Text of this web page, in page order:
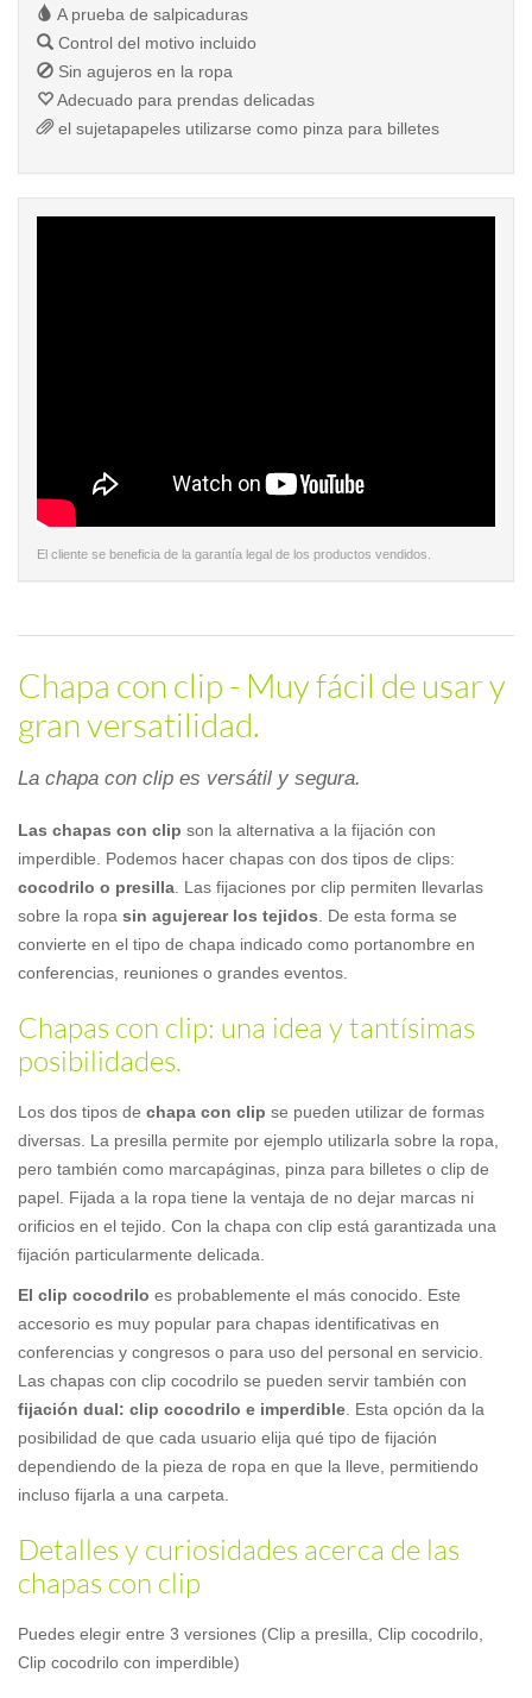
A prueba de salpicaduras
Control del motivo incluido
Sin agujeros en la ropa
Adecuado para prendas delicadas
el sujetapapeles utilizarse como pinza para billetes
El cliente se beneficia de la garantía legal de los productos vendidos.
Chapa con clip - Muy fácil de usar y
gran versatilidad.
La chapa con clip es versátil y segura.
Las chapas con clip son la alternativa a la fijación con
imperdible. Podemos hacer chapas con dos tipos de clips:
cocodrilo o presilla . Las fijaciones por clip permiten llevarlas
sobre la ropa sin agujerear los tejidos . De esta forma se
convierte en el tipo de chapa indicado como portanombre en
conferencias, reuniones o grandes eventos.
Chapas con clip: una idea y tantísimas
posibilidades.
Los dos tipos de chapa con clip se pueden utilizar de formas
diversas. La presilla permite por ejemplo utilizarla sobre la ropa,
pero también como marcapáginas, pinza para billetes o clip de
papel. Fijada a la ropa tiene la ventaja de no dejar marcas ni
orificios en el tejido. Con la chapa con clip está garantizada una
fijación particularmente delicada.
El clip cocodrilo es probablemente el más conocido. Este
accesorio es muy popular para chapas identificativas en
conferencias y congresos o para uso del personal en servicio.
Las chapas con clip cocodrilo se pueden servir también con
fijación dual: clip cocodrilo e imperdible . Esta opción da la
posibilidad de que cada usuario elija qué tipo de fijación
dependiendo de la pieza de ropa en que la lleve, permitiendo
incluso fijarla a una carpeta.
Detalles y curiosidades acerca de las
chapas con clip
Puedes elegir entre 3 versiones (Clip a presilla, Clip cocodrilo,
Clip cocodrilo con imperdible)